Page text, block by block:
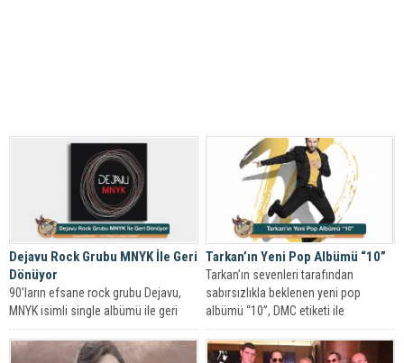
Dejavu Rock Grubu MNYK İle Geri
Dönüyor
90’ların efsane rock grubu Dejavu,
MNYK isimli single albümü ile geri
dönüyor.
Tarkan’ın Yeni Pop Albümü “10”
Tarkan’ın sevenleri tarafından
sabırsızlıkla beklenen yeni pop
albümü “10”, DMC etiketi ile